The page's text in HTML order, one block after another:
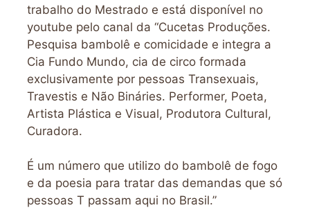
trabalho do Mestrado e está disponível no
youtube pelo canal da “Cucetas Produções.
Pesquisa bambolê e comicidade e integra a
Cia Fundo Mundo, cia de circo formada
exclusivamente por pessoas Transexuais,
Travestis e Não Bináries. Performer, Poeta,
Artista Plástica e Visual, Produtora Cultural,
Curadora.
É um número que utilizo do bambolê de fogo
e da poesia para tratar das demandas que só
pessoas T passam aqui no Brasil.”